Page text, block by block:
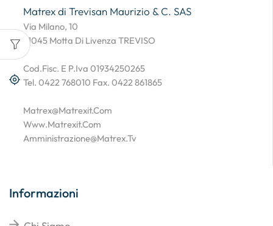
Matrex di Trevisan Maurizio & C. SAS
Via Milano, 10
31045 Motta Di Livenza TREVISO
Cod.Fisc. E P.Iva 01934250265
Tel. 0422 768010 Fax. 0422 861865
Matrex@matrexit.com
Www.matrexit.com
Amministrazione@matrex.tv
Informazioni